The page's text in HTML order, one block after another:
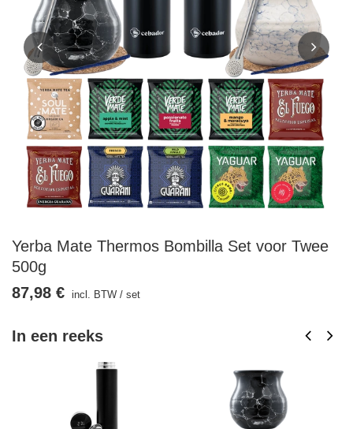
Yerba Mate Thermos Bombilla Set voor Twee
500g
In een reeks
87,98 € incl. BTW / set